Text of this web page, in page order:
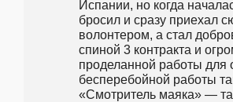
Испании, но когда
бросил и сразу приехал
волонтером, а стал
спиной 3 контракта и
проделанной работы для
бесперебойной работы
«Смотритель маяка» —